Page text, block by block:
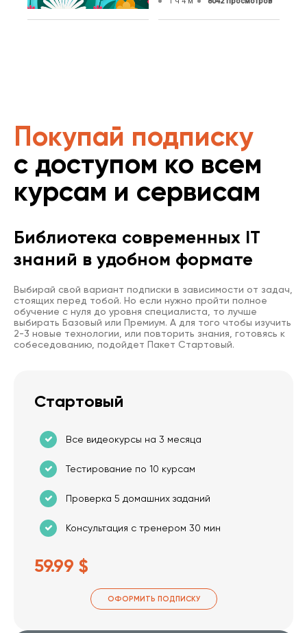
Покупай подписку
с доступом ко всем
курсам и сервисам
Библиотека современных IT
знаний в удобном формате
Выбирай свой вариант подписки в зависимости от задач,
стоящих перед тобой. Но если нужно пройти полное
обучение с нуля до уровня специалиста, то лучше
выбирать Базовый или Премиум. А для того чтобы изучить
2-3 новые технологии, или повторить знания, готовясь к
собеседованию, подойдет Пакет Стартовый.
Стартовый
Все видеокурсы на 3 месяца
Тестирование по 10 курсам
Проверка 5 домашних заданий
Консультация с тренером 30 мин
59.99 $
ОФОРМИТЬ ПОДПИСКУ